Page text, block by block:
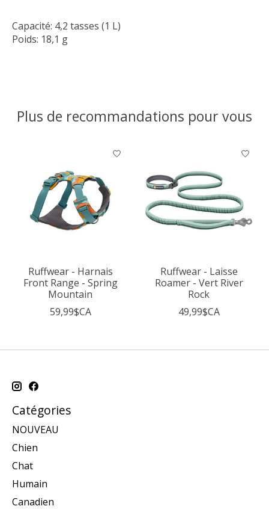
Capacité: 4,2 tasses (1 L)
Poids: 18,1 g
Plus de recommandations pour vous
Articles du carrousel de produits
Ruffwear - Harnais
Front Range - Spring
Mountain
59,99$CA
Ruffwear - Laisse
Roamer - Vert River
Rock
49,99$CA
Catégories
NOUVEAU
Chien
Chat
Humain
Canadien